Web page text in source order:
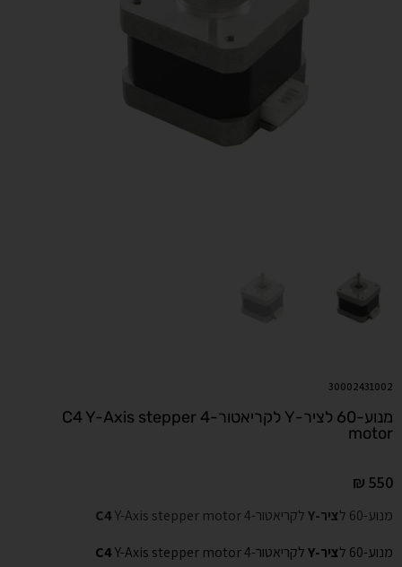
30002431002
מנוע-60 לציר-Y לקריאטור-4 C4 Y-Axis stepper
motor
₪ 550
מנוע-60 ל ציר-Y לקריאטור-4 C4Y-Axis stepper motor
מנוע-60 ל
ציר-Y לקריאטור-4 C4Y-Axis stepper motor